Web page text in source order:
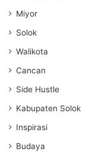
Miyor
Solok
Walikota
Cancan
Side Hustle
Kabupaten Solok
Inspirasi
Budaya